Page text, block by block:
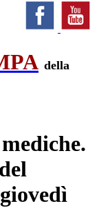
della